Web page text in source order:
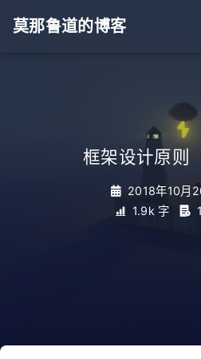
莫那鲁道的博客
框架设计原则
2018年10月
1.9k 字